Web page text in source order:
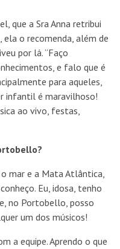
que a Sra Anna retribui
o recomenda, além de
por lá. “Faço
e falo que é
para aqueles,
infantil é maravilhoso!
ao vivo, festas,
o mar e a Mata Atlântica,
Eu, idosa, tenho
no Portobello, posso
um dos músicos!
a equipe. Aprendo o que